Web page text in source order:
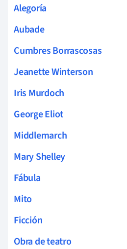
Alegoría
Aubade
Cumbres Borrascosas
Jeanette Winterson
Iris Murdoch
George Eliot
Middlemarch
Mary Shelley
Fábula
Mito
Ficción
Obra de teatro